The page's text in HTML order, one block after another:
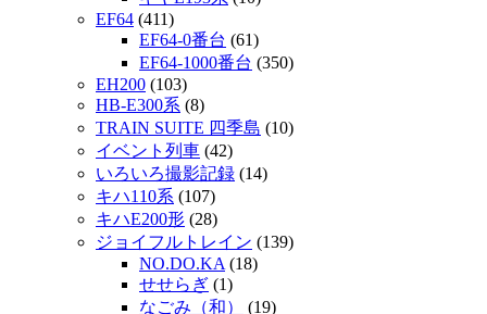
EF64 (411)
EF64-0番台 (61)
EF64-1000番台 (350)
EH200 (103)
HB-E300系 (8)
TRAIN SUITE 四季島 (10)
イベント列車 (42)
いろいろ撮影記録 (14)
キハ110系 (107)
キハE200形 (28)
ジョイフルトレイン (139)
NO.DO.KA (18)
せせらぎ (1)
なごみ（和）
(19)